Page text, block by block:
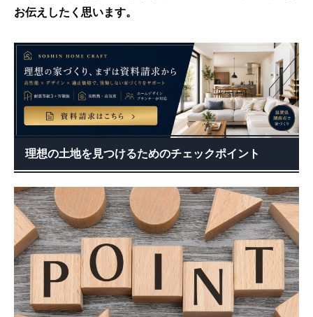
お伝えしたく思います。
理想の土地を見つけるためのチェックポイント